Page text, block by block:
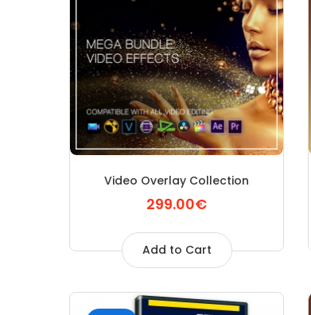
Video Overlay Collection
299.00€
Add to Cart